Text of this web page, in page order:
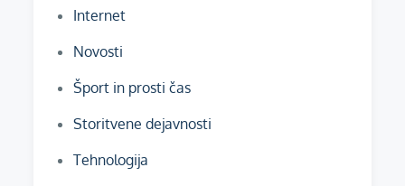
Internet
Novosti
Šport in prosti čas
Storitvene dejavnosti
Tehnologija